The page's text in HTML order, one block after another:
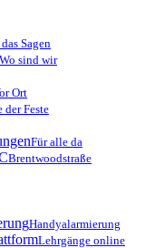
Sagen
Wo sind wir
Ort
der Feste
Für alle da
Brentwoodstraße
Handyalarmierung
Lehrgänge online